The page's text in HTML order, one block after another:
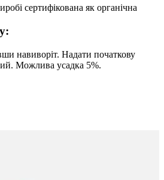
сертифікована як органічна
навиворіт. Надати початкову
Можлива усадка 5%.